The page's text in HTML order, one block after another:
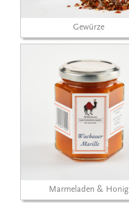
Gewürze
Marmeladen & Honig